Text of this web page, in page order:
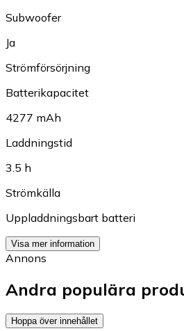
Subwoofer
Ja
Strömförsörjning
Batterikapacitet
4277 mAh
Laddningstid
3.5 h
Strömkälla
Uppladdningsbart batteri
Visa mer information
Annons
Andra populära
Hoppa över innehållet